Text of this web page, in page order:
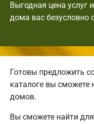
Выгодная цена услуг
дома вас безусловно
Готовы предложить
каталоге вы сможете
домов.
Вы сможете найти